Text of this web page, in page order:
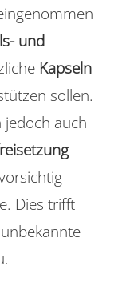
und
Kapseln
sollen.
auch
Dies trifft